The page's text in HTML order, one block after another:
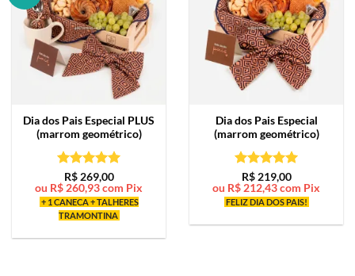
Dia dos Pais Especial PLUS
(marrom geométrico)
Avaliação5
de 5
R$269,00
ou R$ 260,93com Pix
+ 1 CANECA + TALHERES
TRAMONTINA
Dia dos Pais Especial
(marrom geométrico)
Avaliação5
de 5
R$219,00
ou R$ 212,43com Pix
FELIZ DIA DOS PAIS!